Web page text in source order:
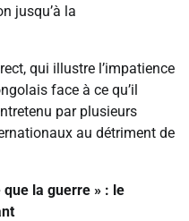
jusqu’à la
qui illustre l’impatience
face à ce qu’il
par plusieurs
au détriment de
la guerre » : le